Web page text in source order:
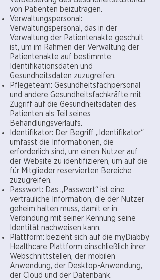
von Patienten beizutragen.
Verwaltungspersonal:
Verwaltungspersonal, das in der
Verwaltung der Patientenakte geschult
ist, um im Rahmen der Verwaltung der
Patientenakte auf bestimmte
Identifikationsdaten und
Gesundheitsdaten zuzugreifen.
Pflegeteam: Gesundheitsfachpersonal
und andere Gesundheitsfachkräfte mit
Zugriff auf die Gesundheitsdaten des
Patienten als Teil seines
Behandlungsverlaufs.
Identifikator: Der Begriff „Identifikator“
umfasst die Informationen, die
erforderlich sind, um einen Nutzer auf
der Website zu identifizieren, um auf die
für Mitglieder reservierten Bereiche
zuzugreifen.
Passwort: Das „Passwort“ ist eine
vertrauliche Information, die der Nutzer
geheim halten muss, damit er in
Verbindung mit seiner Kennung seine
Identität nachweisen kann.
Plattform: bezieht sich auf die myDiabby
Healthcare Plattform einschließlich ihrer
Webschnittstellen, der mobilen
Anwendung, der Desktop-Anwendung,
der Cloud und der Datenbank.